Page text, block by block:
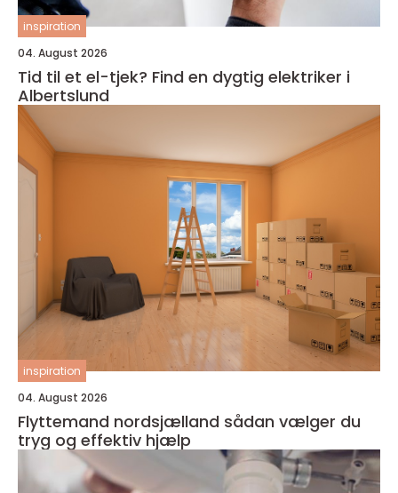
inspiration
04. August 2026
Tid til et el-tjek? Find en dygtig elektriker i
Albertslund
inspiration
04. August 2026
Flyttemand nordsjælland sådan vælger du
tryg og effektiv hjælp